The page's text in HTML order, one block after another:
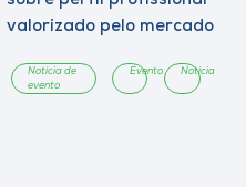
valorizado pelo mercado
Notícia de
evento
Evento Notícia